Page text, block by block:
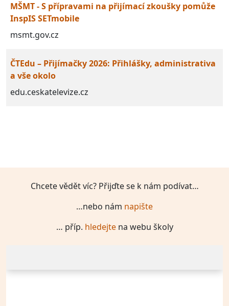
MŠMT - S přípravami na přijímací zkoušky pomůže
InspIS SETmobile
msmt.gov.cz
ČTEdu – Přijímačky 2026: Přihlášky, administrativa
a vše okolo
edu.ceskatelevize.cz
Chcete vědět víc? Přijďte se k nám podívat…
…nebo nám napište
… příp. hledejtena webu školy